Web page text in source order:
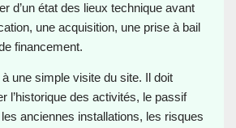
d’un état des lieux technique avant
une acquisition, une prise à bail
financement.
une simple visite du site. Il doit
l’historique des activités, le passif
anciennes installations, les risques